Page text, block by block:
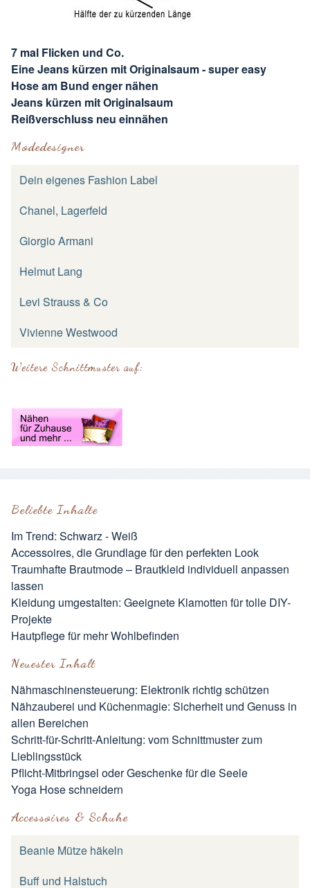
Beliebte Inhalte
Im Trend: Schwarz - Weiß
Accessoires, die Grundlage für den perfekten Look
Traumhafte Brautmode – Brautkleid individuell anpassen
lassen
Kleidung umgestalten: Geeignete Klamotten für tolle DIY-
Projekte
Hautpflege für mehr Wohlbefinden
Neuester Inhalt
Nähmaschinensteuerung: Elektronik richtig schützen
Nähzauberei und Küchenmagie: Sicherheit und Genuss in
allen Bereichen
Schritt-für-Schritt-Anleitung: vom Schnittmuster zum
Lieblingsstück
Pflicht-Mitbringsel oder Geschenke für die Seele
Yoga Hose schneidern
Accessoires & Schuhe
Beanie Mütze häkeln
Buff und Halstuch
7 mal Flicken und Co.
Eine Jeans kürzen mit Originalsaum - super easy
Hose am Bund enger nähen
Jeans kürzen mit Originalsaum
Reißverschluss neu einnähen
Modedesigner
Dein eigenes Fashion Label
Chanel, Lagerfeld
Giorgio Armani
Helmut Lang
Levi Strauss & Co
Vivienne Westwood
Weitere Schnittmuster auf: